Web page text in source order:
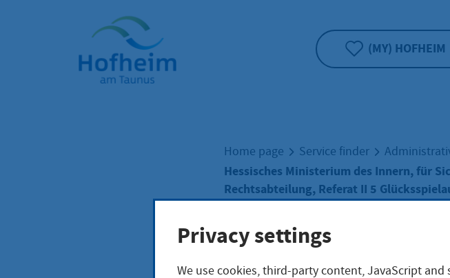
Home"
(MY) HOFHEIM
Home page Service finder
Hessisches Ministerium des Innern, für
Rechtsabteilung, Referat II 5
Hessisches
Privacy settings
We use cookies, third-party content, JavaScript